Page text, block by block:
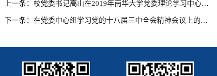
上一条： 校党委书记高山在2019年南华大学党委理论学习中心组（扩大）“不忘初心、牢记使命”主题教育集中学习上的总结讲话
下一条： 在党委中心组学习党的十八届三中全会精神会议上的讲话